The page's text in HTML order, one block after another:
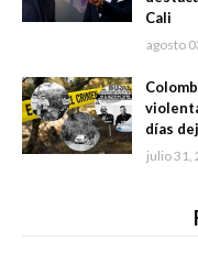
Cali
agosto
días
julio 31,